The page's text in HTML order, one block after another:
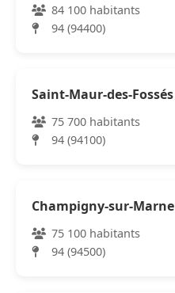
84 100 habitants
94 (94400)
Saint-Maur-des-Fossés
75 700 habitants
94 (94100)
Champigny-sur-Marne
75 100 habitants
94 (94500)